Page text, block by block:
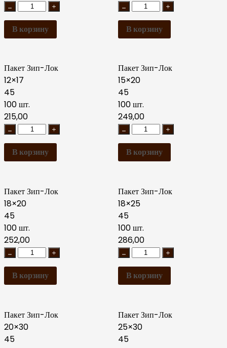
В корзину В корзину
Пакет Зип-Лок
12×17
45
100 шт.
215,00
В корзину
Пакет Зип-Лок
15×20
45
100 шт.
249,00
В корзину
Пакет Зип-Лок
18×20
45
100 шт.
252,00
В корзину
Пакет Зип-Лок
18×25
45
100 шт.
286,00
В корзину
Пакет Зип-Лок
20×30
45
Пакет Зип-Лок
25×30
45